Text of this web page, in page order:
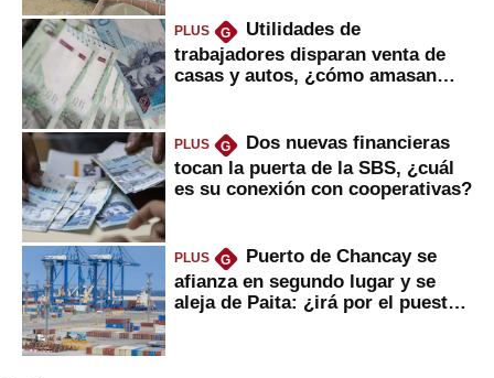
PLUS G
Utilidades de
trabajadores disparan venta de
casas y autos, ¿cómo amasan
PLUS G
Dos nuevas financieras
tocan la puerta de la SBS, ¿cuál
es su conexión con cooperativas?
PLUS G
Puerto de Chancay se
afianza en segundo lugar y se
aleja de Paita: ¿irá por el puesto